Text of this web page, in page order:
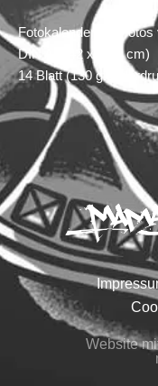
Fotokalender mit
DIN A3 (42 x 29,7 cm)
14 Blatt (130 g
Website